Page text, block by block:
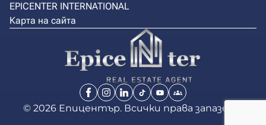
EPICENTER INTERNATIONAL
Карта на сайта
© 2026 Епицентър. Всички права запазени.